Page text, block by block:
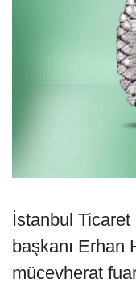
İstanbul
başkanı Erhan
mücevherat